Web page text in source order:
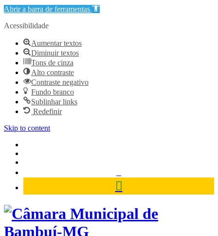
Abrir a barra de ferramentas
Acessibilidade
Aumentar textos
Diminuir textos
Tons de cinza
Alto contraste
Contraste negativo
Fundo branco
Sublinhar links
Redefinir
Skip to content